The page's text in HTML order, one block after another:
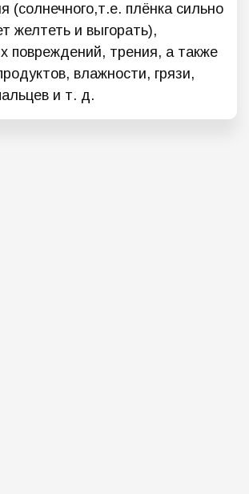
(солнечного,т.е. плёнка сильно
желтеть и выгорать),
повреждений, трения, а также
влажности, грязи,
и т. д.